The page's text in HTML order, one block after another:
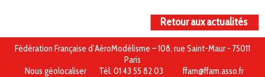
Retour aux actualités
Fédération Française d’AéroModélisme – 108, rue Saint-Maur - 75011
Paris
Nous géolocaliser
Tél. 01 43 55 82 03 ffam@ffam.asso.fr